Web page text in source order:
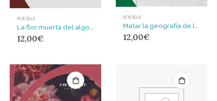
POESÍAS
12,00€
POESÍAS
12,00€